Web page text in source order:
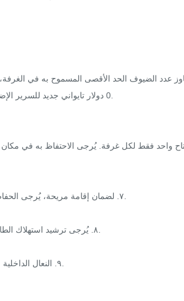
0 دولار تايواني جديد للسرير
٧. لضمان إقامة مريحة، يُرجى
٨. يُرجى ترشيد استهلاك
٩. النعال